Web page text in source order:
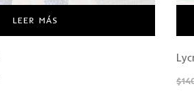
LEER MÁS
$